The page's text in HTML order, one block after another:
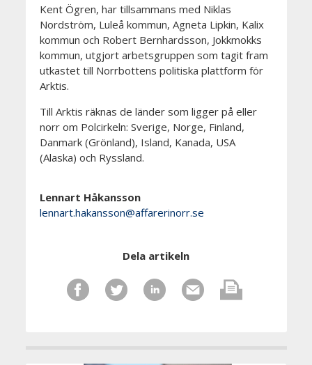
Kent Ögren, har tillsammans med Niklas
Nordström, Luleå kommun, Agneta Lipkin, Kalix
kommun och Robert Bernhardsson, Jokkmokks
kommun, utgjort arbetsgruppen som tagit fram
utkastet till Norrbottens politiska plattform för
Arktis.
Till Arktis räknas de länder som ligger på eller
norr om Polcirkeln: Sverige, Norge, Finland,
Danmark (Grönland), Island, Kanada, USA
(Alaska) och Ryssland.
Lennart Håkansson
lennart.hakansson@affarerinorr.se
Dela artikeln